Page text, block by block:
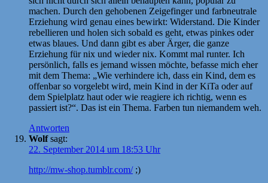
machen. Durch den gehobenen Zeigefinger und farbneutrale
Erziehung wird genau eines bewirkt: Widerstand. Die Kinder
rebellieren und holen sich sobald es geht, etwas pinkes oder
etwas blaues. Und dann gibt es aber Ärger, die ganze
Erziehung für nix und wieder nix. Kommt mal runter. Ich
persönlich, falls es jemand wissen möchte, befasse mich eher
mit dem Thema: „Wie verhindere ich, dass ein Kind, dem es
offenbar so vorgelebt wird, mein Kind in der KiTa oder auf
dem Spielplatz haut oder wie reagiere ich richtig, wenn es
passiert ist?“. Das ist ein Thema. Farben tun niemandem weh.
Antworten
Wolf sagt:
22. September 2014 um 18:53 Uhr
http://mw-shop.tumblr.com/;)